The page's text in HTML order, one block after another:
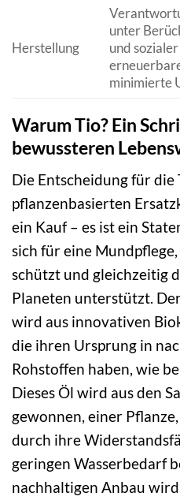
Herstellung
unter
und
minimierte
Warum Tio? Ein
bewussteren
Die Entscheidung für die
pflanzenbasierten
ein Kauf – es ist ein
sich für eine
schützt und gleichzeitig
Planeten unterstützt.
wird aus innovativen
die ihren Ursprung in
Rohstoffen haben, wie
Dieses Öl wird aus den
gewonnen, einer
durch ihre
geringen Wasserbedarf
nachhaltigen Anbau